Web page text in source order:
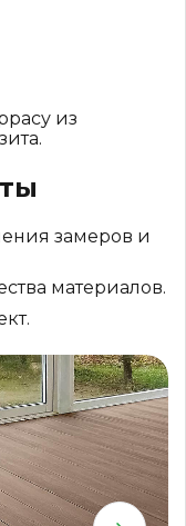
из
замеров и
материалов.